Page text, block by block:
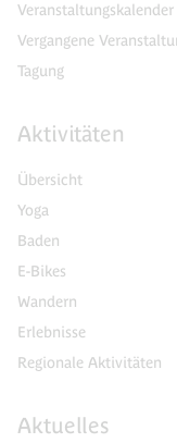
Veranstaltungskalender
Vergangene
Tagung
Aktivitäten
Übersicht
Yoga
Baden
E-Bikes
Wandern
Erlebnisse
Regionale Aktivitäten
Aktuelles